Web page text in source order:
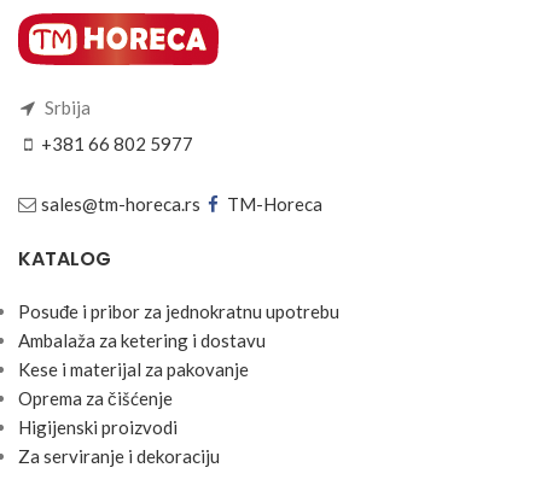
Srbija
+381 66 802 5977
sales@tm-horeca.rs TM-Horeca
KATALOG
Posuđe i pribor za jednokratnu upotrebu
Ambalaža za ketering i dostavu
Kese i materijal za pakovanje
Oprema za čišćenje
Higijenski proizvodi
Za serviranje i dekoraciju